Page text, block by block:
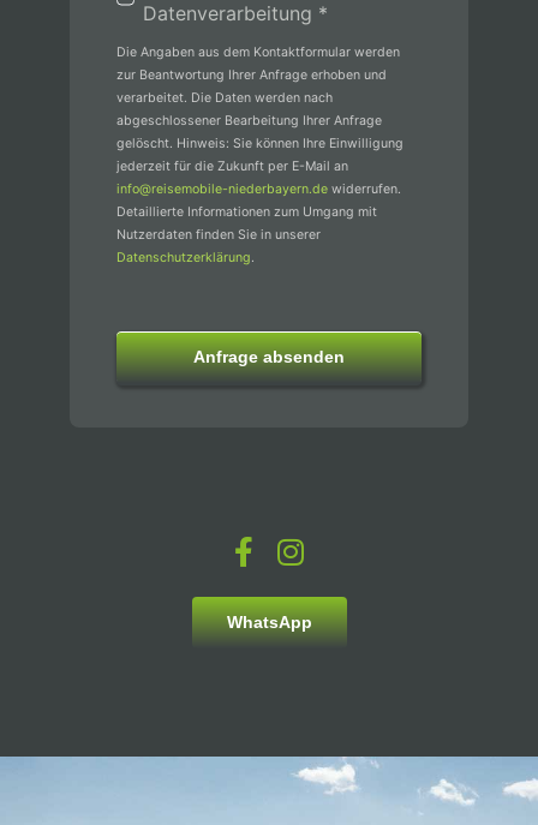
Datenverarbeitung *
Die Angaben aus dem Kontaktformular werden
zur Beantwortung Ihrer Anfrage erhoben und
verarbeitet. Die Daten werden nach
abgeschlossener Bearbeitung Ihrer Anfrage
gelöscht. Hinweis: Sie können Ihre Einwilligung
jederzeit für die Zukunft per E-Mail an
info@reisemobile-niederbayern.de widerrufen.
Detaillierte Informationen zum Umgang mit
Nutzerdaten finden Sie in unserer
Datenschutzerklärung.
Anfrage absenden
WhatsApp